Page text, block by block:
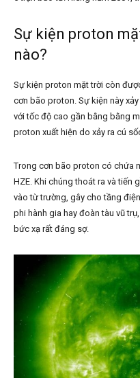
Sự kiện proton
nào?
Sự kiện proton mặt trời còn
cơn bão proton. Sự kiện này
với tốc độ cao gần bằng bằng
proton xuất hiện do xảy ra cú
Trong cơn bão proton có chứa
HZE. Khi chúng thoát ra và tiến
vào từ trường, gây cho tầng
phi hành gia hay đoàn tàu vũ
bức xạ rất đáng sợ.